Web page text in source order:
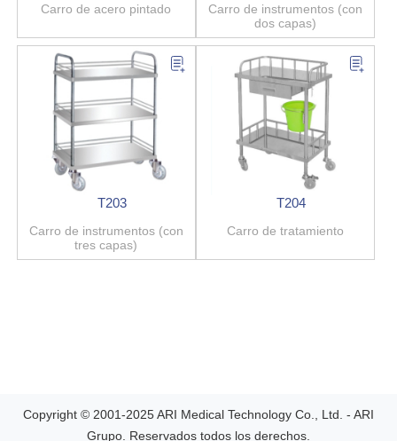
Carro de acero pintado
Carro de instrumentos (con
dos capas)
T203
Carro de instrumentos (con
tres capas)
T204
Carro de tratamiento
Copyright © 2001-2025 ARI Medical Technology Co., Ltd. - ARI
Grupo. Reservados todos los derechos.